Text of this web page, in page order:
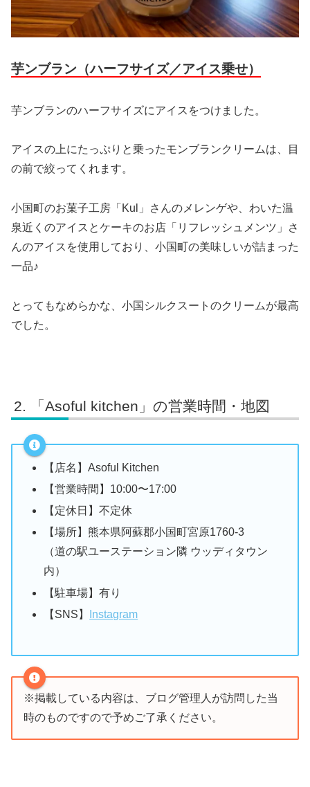
芋ンブラン（ハーフサイズ／アイス乗せ）
芋ンブランのハーフサイズにアイスをつけました。
アイスの上にたっぷりと乗ったモンブランクリームは、目
の前で絞ってくれます。
小国町のお菓子工房「Kul」さんのメレンゲや、わいた温
泉近くのアイスとケーキのお店「リフレッシュメンツ」さ
んのアイスを使用しており、小国町の美味しいが詰まった
一品♪
とってもなめらかな、小国シルクスートのクリームが最高
でした。
「Asoful kitchen」の営業時間・地図
【店名】Asoful Kitchen
【営業時間】10:00〜17:00
【定休日】不定休
【場所】熊本県阿蘇郡小国町宮原1760-3
（道の駅ユーステーション隣 ウッディタウン
内）
【駐車場】有り
【SNS】
Instagram
※掲載している内容は、ブログ管理人が訪問した当
時のものですので予めご了承ください。